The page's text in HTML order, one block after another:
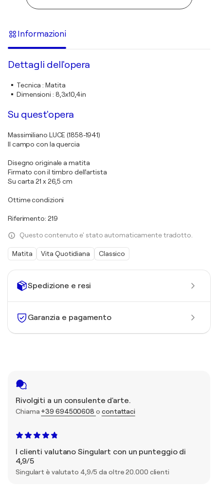
Spedizione e resi
Garanzia e pagamento
Rivolgiti a un consulente d'arte.
Chiama +39 694500608 o contattaci
I clienti valutano Singulart con un punteggio di
4,9/5
Singulart è valutato 4,9/5 da oltre 20.000 clienti
Informazioni
Dettagli dell'opera
Tecnica :Matita
Dimensioni : 8,3x10,4in
Su quest'opera
Massimiliano LUCE (1858-1941)
Il campo con la quercia
Disegno originale a matita
Firmato con il timbro dell'artista
Su carta 21 x 26,5 cm
Ottime condizioni
Riferimento: 219
Questo contenuto e' stato automaticamente tradotto.
Matita Vita Quotidiana Classico